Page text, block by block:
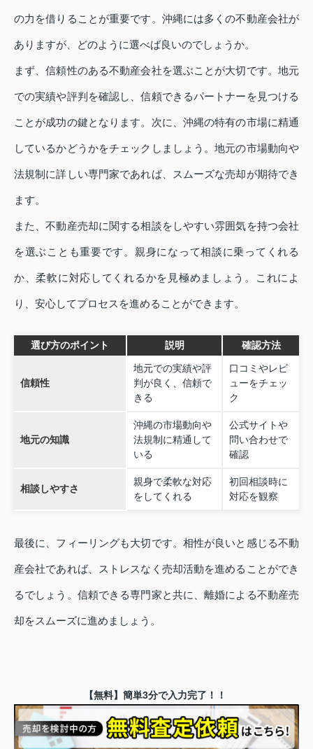
の力を借りることが重要です。沖縄には多くの不動産会社が
ありますが、どのように選べば良いのでしょうか。
まず、信頼性のある不動産会社を選ぶことが大切です。地元
での実績や評判を確認し、信頼できるパートナーを見つける
ことが成功の鍵となります。次に、沖縄の特有の市場に精通
しているかどうかをチェックしましょう。地元の市場動向や
法規制に詳しい専門家であれば、スムーズな売却が期待でき
ます。
また、不動産売却に関する相談をしやすい雰囲気を持つ会社
を選ぶことも重要です。親身になって相談に乗ってくれる
か、柔軟に対応してくれるかを見極めましょう。これによ
り、安心してプロセスを進めることができます。
選び方のポイント 説明 確認方法
信頼性
地元での実績や評
判が良く、信頼で
きる
口コミやレビ
ューをチェッ
ク
地元の知識
沖縄の市場動向や
法規制に精通して
いる
公式サイトや
問い合わせで
確認
相談しやすさ
親身で柔軟な対応
をしてくれる
初回相談時に
対応を観察
最後に、フィーリングも大切です。相性が良いと感じる不動
産会社であれば、ストレスなく売却活動を進めることができ
るでしょう。信頼できる専門家と共に、離婚による不動産売
却をスムーズに進めましょう。
【無料】簡単3分で入力完了！！